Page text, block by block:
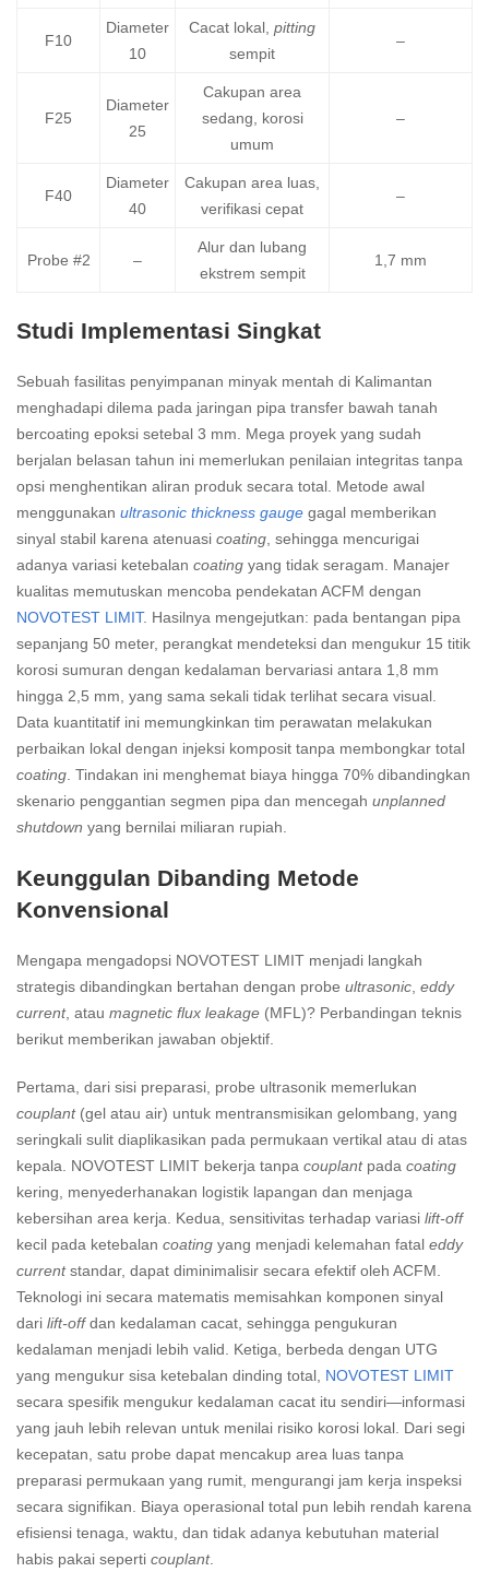
F10
Diameter
10
Cacat lokal, pitting
sempit
–
F25
Diameter
25
Cakupan area
sedang, korosi
umum
–
F40
Diameter
40
Cakupan area luas,
verifikasi cepat
–
Probe #2 –
Alur dan lubang
ekstrem sempit
1,7 mm
Studi Implementasi Singkat
Sebuah fasilitas penyimpanan minyak mentah di Kalimantan
menghadapi dilema pada jaringan pipa transfer bawah tanah
bercoating epoksi setebal 3 mm. Mega proyek yang sudah
berjalan belasan tahun ini memerlukan penilaian integritas tanpa
opsi menghentikan aliran produk secara total. Metode awal
menggunakan ultrasonic thickness gauge gagal memberikan
sinyal stabil karena atenuasi coating , sehingga mencurigai
adanya variasi ketebalan coating yang tidak seragam. Manajer
kualitas memutuskan mencoba pendekatan ACFM dengan
NOVOTEST LIMIT. Hasilnya mengejutkan: pada bentangan pipa
sepanjang 50 meter, perangkat mendeteksi dan mengukur 15 titik
korosi sumuran dengan kedalaman bervariasi antara 1,8 mm
hingga 2,5 mm, yang sama sekali tidak terlihat secara visual.
Data kuantitatif ini memungkinkan tim perawatan melakukan
perbaikan lokal dengan injeksi komposit tanpa membongkar total
coating . Tindakan ini menghemat biaya hingga 70% dibandingkan
skenario penggantian segmen pipa dan mencegah unplanned
shutdown yang bernilai miliaran rupiah.
Keunggulan Dibanding Metode
Konvensional
Mengapa mengadopsi NOVOTEST LIMIT menjadi langkah
strategis dibandingkan bertahan dengan probe ultrasonic eddy
current, atau magnetic flux leakage (MFL)? Perbandingan teknis
berikut memberikan jawaban objektif.
Pertama, dari sisi preparasi, probe ultrasonik memerlukan
couplant(gel atau air) untuk mentransmisikan gelombang, yang
seringkali sulit diaplikasikan pada permukaan vertikal atau di atas
kepala. NOVOTEST LIMIT bekerja tanpa couplantpada coating
kering, menyederhanakan logistik lapangan dan menjaga
kebersihan area kerja. Kedua, sensitivitas terhadap variasi lift-off
kecil pada ketebalan coating yang menjadi kelemahan fatal eddy
currentstandar, dapat diminimalisir secara efektif oleh ACFM.
Teknologi ini secara matematis memisahkan komponen sinyal
dari lift-offdan kedalaman cacat, sehingga pengukuran
kedalaman menjadi lebih valid. Ketiga, berbeda dengan UTG
yang mengukur sisa ketebalan dinding total, NOVOTEST LIMIT
secara spesifik mengukur kedalaman cacat itu sendiri—informasi
yang jauh lebih relevan untuk menilai risiko korosi lokal. Dari segi
kecepatan, satu probe dapat mencakup area luas tanpa
preparasi permukaan yang rumit, mengurangi jam kerja inspeksi
secara signifikan. Biaya operasional total pun lebih rendah karena
efisiensi tenaga, waktu, dan tidak adanya kebutuhan material
habis pakai seperti couplant.